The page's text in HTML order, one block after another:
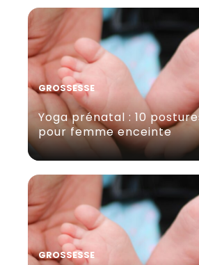
GROSSESSE
Yoga prénatal : 10
pour femme enceinte
GROSSESSE